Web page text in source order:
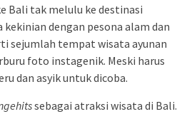
Bali tak melulu ke destinasi
dengan pesona alam dan
sejumlah tempat wisata ayunan
foto instagenik. Meski harus
dan asyik untuk dicoba.
sebagai atraksi wisata di Bali.